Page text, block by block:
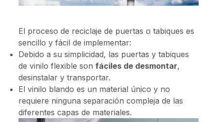
El proceso de reciclaje de puertas o tabiques es
sencillo y fácil de implementar:
Debido a su simplicidad, las puertas y tabiques
de vinilo flexible son fáciles de desmontar,
desinstalar y transportar.
El vinilo blando es un material único y no
requiere ninguna separación compleja de las
diferentes capas de materiales.